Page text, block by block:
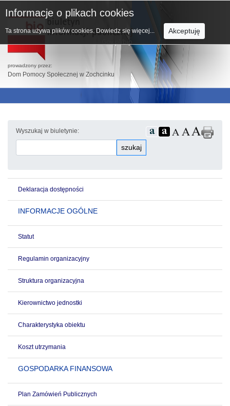
prowadzony przez:
Dom Pomocy Społecznej w Zochcinku
Wyszukaj w biuletynie:
szukaj
Deklaracja dostępności
INFORMACJE OGÓLNE
Statut
Regulamin organizacyjny
Struktura organizacyjna
Kierownictwo jednostki
Charakterystyka obiektu
Koszt utrzymania
GOSPODARKA FINANSOWA
Plan Zamówień Publicznych
Informacje o plikach cookies
Ta strona używa plików cookies. Dowiedz się więcej... Akceptuję